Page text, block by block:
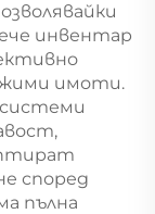
инвентар
имоти.
според
пълна